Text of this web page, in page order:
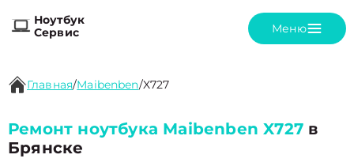
Ноутбук
Сервис
Меню
Главная/Maibenben/X727
Ремонт ноутбука Maibenben X727 в
Брянске